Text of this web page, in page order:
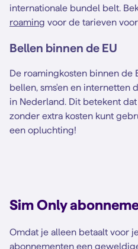
internationale bundel belt.
roaming voor de tarieven
Bellen binnen de EU
De roamingkosten binnen de
bellen, sms'en en internetten
in Nederland. Dit betekent
zonder extra kosten kunt
een opluchting!
Sim Only
Omdat je alleen betaalt voor
abonnementen een